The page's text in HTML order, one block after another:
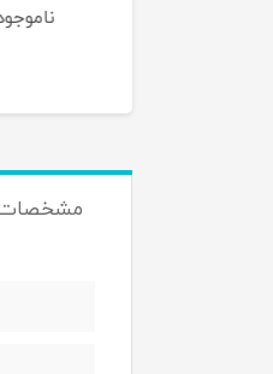
ناموجود